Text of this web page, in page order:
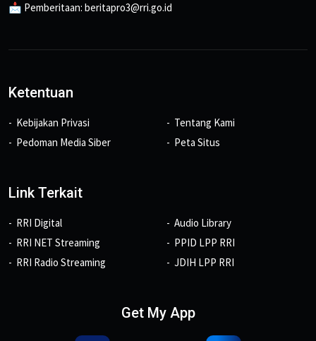
📩 Pemberitaan: beritapro3@rri.go.id
Ketentuan
Kebijakan Privasi
Pedoman Media Siber
Tentang Kami
Peta Situs
Link Terkait
RRI Digital
RRI NET Streaming
RRI Radio Streaming
Audio Library
PPID LPP RRI
JDIH LPP RRI
Get My App